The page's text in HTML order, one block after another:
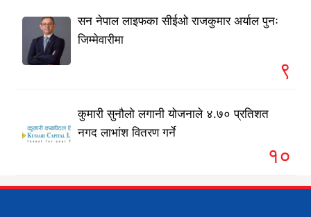
सन नेपाल लाइफका सीईओ राजकुमार अर्याल पुनः
जिम्मेवारीमा
९
कुमारी सुनौलो लगानी योजनाले ४.७० प्रतिशत
नगद लाभांश वितरण गर्ने
१०